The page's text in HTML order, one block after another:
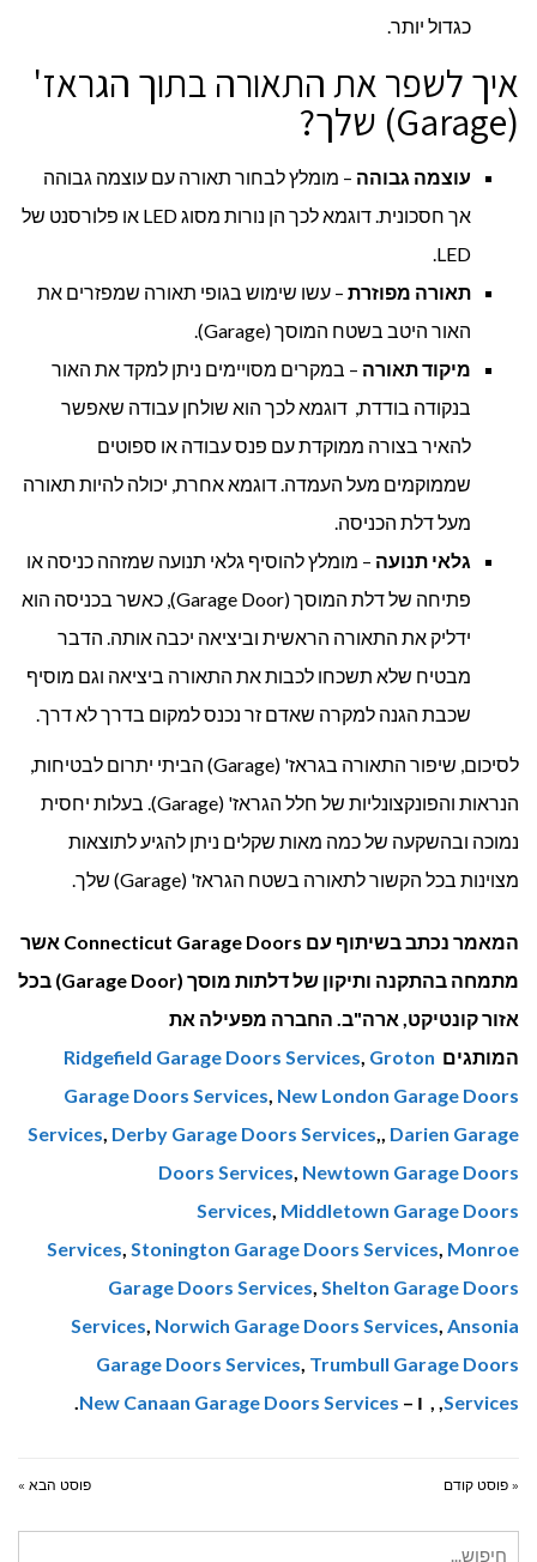
כגדול יותר.
איך לשפר את התאורה בתוך הגראז'
(Garage) שלך?
עוצמה גבוהה – מומלץ לבחור תאורה עם עוצמה גבוהה
אך חסכונית. דוגמא לכך הן נורות מסוג LED או פלורסנט של
LED.
תאורה מפוזרת – עשו שימוש בגופי תאורה שמפזרים את
האור היטב בשטח המוסך (Garage).
מיקוד תאורה – במקרים מסויימים ניתן למקד את האור
בנקודה בודדת, דוגמא לכך הוא שולחן עבודה שאפשר
להאיר בצורה ממוקדת עם פנס עבודה או ספוטים
שממוקמים מעל העמדה. דוגמא אחרת, יכולה להיות תאורה
מעל דלת הכניסה.
גלאי תנועה – מומלץ להוסיף גלאי תנועה שמזהה כניסה או
פתיחה של דלת המוסך (Garage Door), כאשר בכניסה הוא
ידליק את התאורה הראשית וביציאה יכבה אותה. הדבר
מבטיח שלא תשכחו לכבות את התאורה ביציאה וגם מוסיף
שכבת הגנה למקרה שאדם זר נכנס למקום בדרך לא דרך.
לסיכום, שיפור התאורה בגראז' (Garage) הביתי יתרום לבטיחות,
הנראות והפונקצונליות של חלל הגראז' (Garage). בעלות יחסית
נמוכה ובהשקעה של כמה מאות שקלים ניתן להגיע לתוצאות
מצוינות בכל הקשור לתאורה בשטח הגראז' (Garage) שלך.
המאמר נכתב בשיתוף עם Connecticut Garage Doors אשר
מתמחה בהתקנה ותיקון של דלתות מוסך (Garage Door) בכל
אזור קונטיקט, ארה"ב. החברה מפעילה את
המותגים
Ridgefield Garage Doors Services Groton
Garage Doors Services New London Garage Doors
Services Derby Garage Doors Services
Darien Garage
Doors Services Newtown Garage Doors
Services Middletown Garage Doors
Services Stonington Garage Doors Services Monroe
Garage Doors Services Shelton Garage Doors
Services Norwich Garage Doors Services Ansonia
Garage Doors Services Trumbull Garage Doors
Services , , ו – New Canaan Garage Doors Services
« פוסט קודם פוסט הבא »